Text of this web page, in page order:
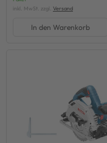
inkl. MwSt. zzgl. Versand
In den Warenkorb